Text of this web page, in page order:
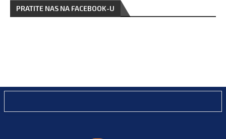
PRATITE NAS NA FACEBOOK-U